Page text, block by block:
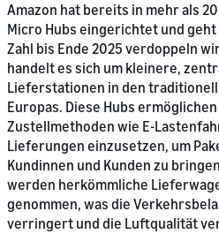
Amazon hat bereits in mehr als
Micro Hubs eingerichtet und geht
Zahl bis Ende 2025 verdoppeln
handelt es sich um kleinere,
Lieferstationen in den
Europas. Diese Hubs
Zustellmethoden wie E-
Lieferungen einzusetzen, um
Kundinnen und Kunden zu
werden herkömmliche
genommen, was die
verringert und die Luftqualität